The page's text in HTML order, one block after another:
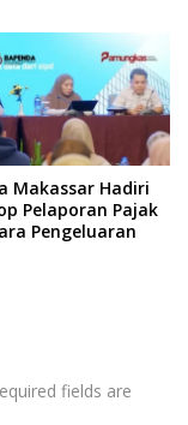
Makassar Hadiri
Pelaporan Pajak
Pengeluaran
fields are